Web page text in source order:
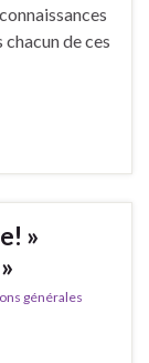
de ces
»
générales